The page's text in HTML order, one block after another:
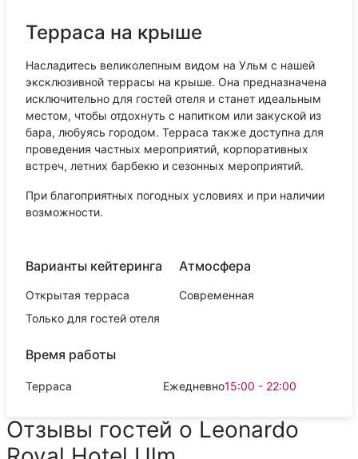
Терраса на крыше
Насладитесь великолепным видом на Ульм с нашей
эксклюзивной террасы на крыше. Она предназначена
исключительно для гостей отеля и станет идеальным
местом, чтобы отдохнуть с напитком или закуской из
бара, любуясь городом. Терраса также доступна для
проведения частных мероприятий, корпоративных
встреч, летних барбекю и сезонных мероприятий.
При благоприятных погодных условиях и при наличии
возможности.
Варианты кейтеринга
Открытая терраса
Только для гостей отеля
Атмосфера
Современная
Время работы
Терраса Ежедневно15:00 - 22:00
Отзывы гостей о Leonardo